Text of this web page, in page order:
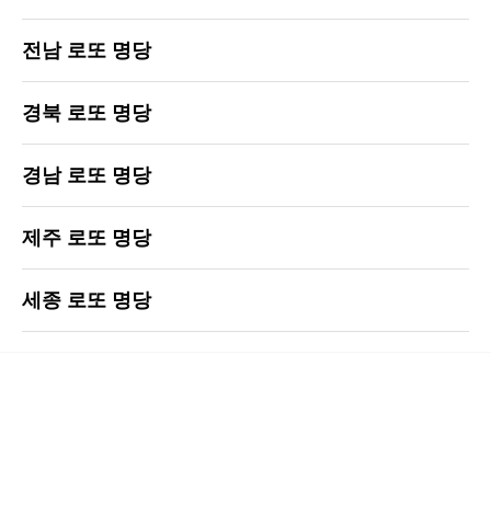
전남 로또 명당
경북 로또 명당
경남 로또 명당
제주 로또 명당
세종 로또 명당